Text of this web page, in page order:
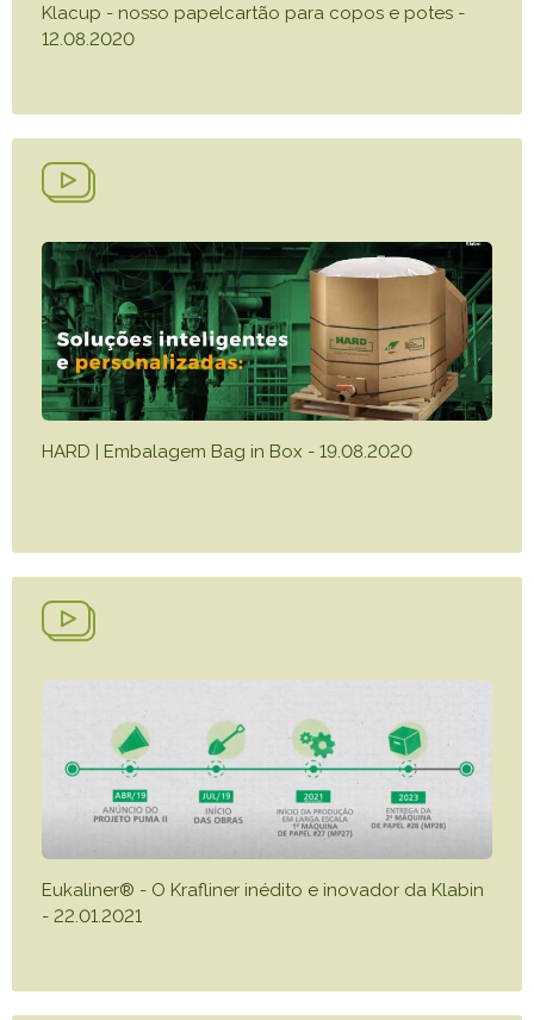
Klacup - nosso papelcartão para copos e potes -
12.08.2020
HARD | Embalagem Bag in Box - 19.08.2020
Eukaliner® - O Krafliner inédito e inovador da Klabin
- 22.01.2021